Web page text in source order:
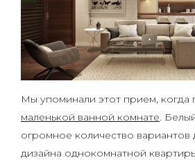
Мы упоминали этот прием, когда
маленькой ванной комнате.
огромное количество вариантов
дизайна однокомнатной